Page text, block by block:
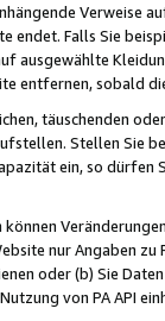
endet. Falls Sie
ausgewählte
entfernen, sobald
täuschenden
Stellen Sie
ein, so dürfen
nur Angaben
oder (b) Sie
von PA API